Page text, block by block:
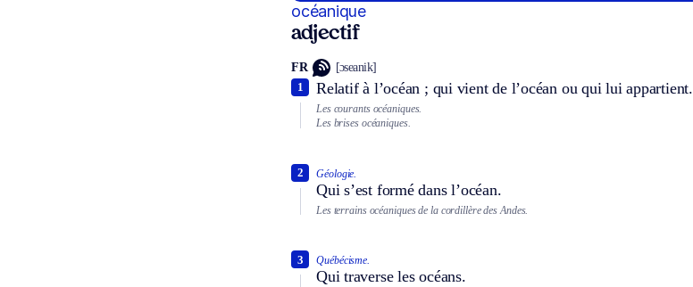
océanique
adjectif
FR [ɔseanik]
Relatif à l’océan ; qui vient de l’océan ou qui lui appartient.
1
Les courants océaniques.
Les brises océaniques.
Géologie.
Qui s’est formé dans l’océan.
2
Les terrains océaniques de la cordillère des Andes.
Québécisme.
Qui traverse les océans.
3